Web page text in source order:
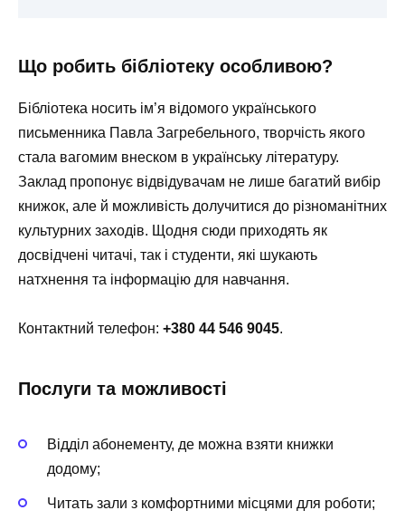
Що робить бібліотеку особливою?
Бібліотека носить ім’я відомого українського
письменника Павла Загребельного, творчість якого
стала вагомим внеском в українську літературу.
Заклад пропонує відвідувачам не лише багатий вибір
книжок, але й можливість долучитися до різноманітних
культурних заходів. Щодня сюди приходять як
досвідчені читачі, так і студенти, які шукають
натхнення та інформацію для навчання.
Контактний телефон: +380 44 546 9045.
Послуги та можливості
Відділ абонементу, де можна взяти книжки
додому;
Читать зали з комфортними місцями для роботи;